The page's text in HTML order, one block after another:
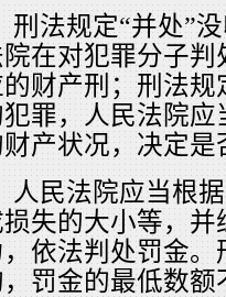
法规定“并处”
在对犯罪分子
财产刑；刑法规
罪，人民法院
产状况，决定是
民法院应当根
失的大小等，
依法判处罚金
罚金的最低数